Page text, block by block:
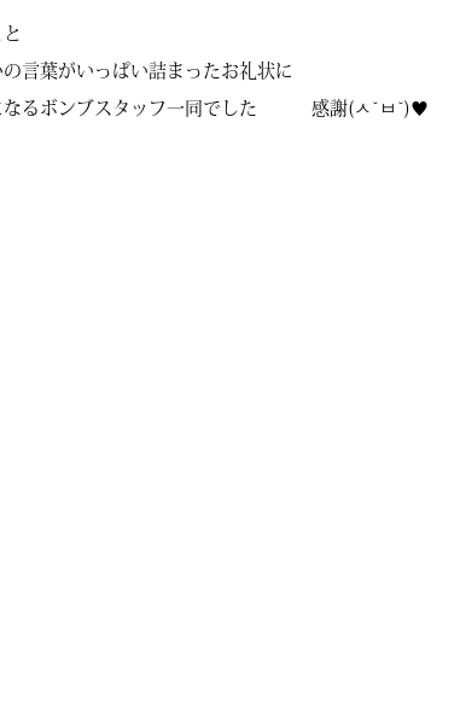
言葉がいっぱい詰まったお礼状に
なるボンブスタッフ一同でした 感謝(ㅅ˘ㅂ˘)♥